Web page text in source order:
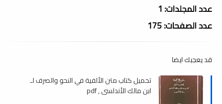
عدد المجلدات: 1
عدد الصفحات: 175
قد يعجبك ايضا
تحميل كتاب متن الألفية في النحو والصرف لـ
ابن مالك الأندلسي , pdf